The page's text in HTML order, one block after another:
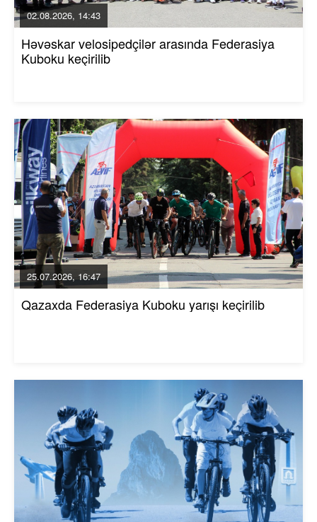
02.08.2026, 14:43
Həvəskar velosipedçilər arasında Federasiya
Kuboku keçirilib
25.07.2026, 16:47
Qazaxda Federasiya Kuboku yarışı keçirilib